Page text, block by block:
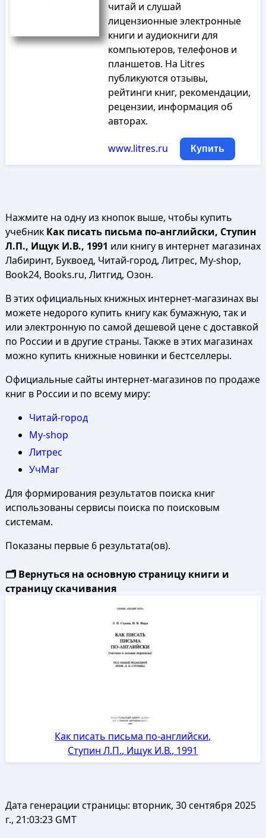
читай и слушай
лицензионные электронные
книги и аудиокниги для
компьютеров, телефонов и
планшетов. На Litres
публикуются отзывы,
рейтинги книг, рекомендации,
рецензии, информация об
авторах.
www.litres.ru Купить
Нажмите на одну из кнопок выше, чтобы купить
учебник Как писать письма по-английски, Ступин
Л.П., Ищук И.В., 1991 или книгу в интернет магазинах
Лабиринт, Буквоед, Читай-город, Литрес, My-shop,
Book24, Books.ru, Литгид, Озон.
В этих официальных книжных интернет-магазинах вы
можете недорого купить книгу как бумажную, так и
или электронную по самой дешевой цене с доставкой
по России и в другие страны. Также в этих магазинах
можно купить книжные новинки и бестселлеры.
Официальные сайты интернет-магазинов по продаже
книг в России и по всему миру:
Читай-город
My-shop
Литрес
УчМаг
Для формирования результатов поиска книг
использованы сервисы поиска по поисковым
системам.
Показаны первые 6 результата(ов).
🗂️ Вернуться на основную страницу книги и
страницу скачивания
Как писать письма по-английски,
Ступин Л.П., Ищук И.В., 1991
Дата генерации страницы: вторник, 30 сентября 2025
г., 21:03:23 GMT